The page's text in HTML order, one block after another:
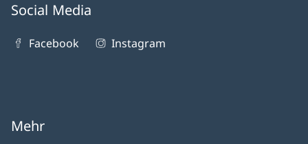
Social Media
Facebook Instagram
Mehr